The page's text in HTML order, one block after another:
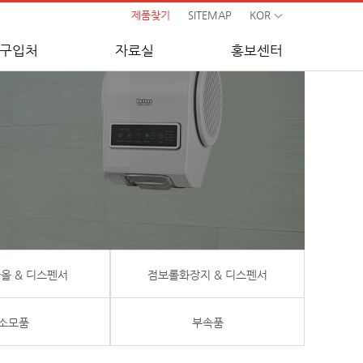
제품찾기 SITEMAP KOR
구입처 자료실 홍보센터
& 디스펜서 점보롤화장지 & 디스펜서
모품 부속품